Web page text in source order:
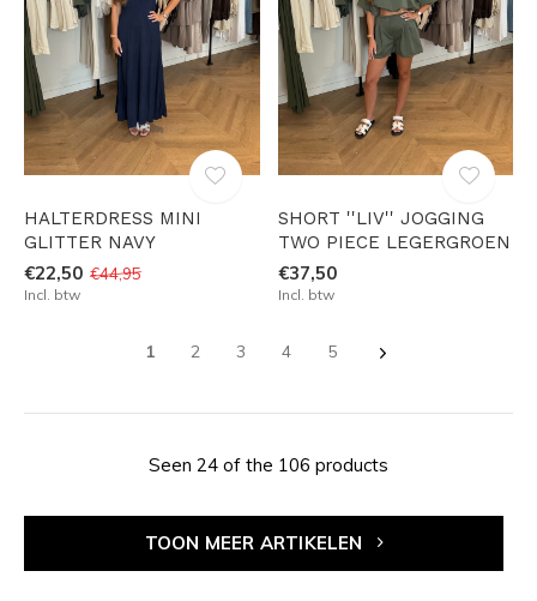
HALTERDRESS MINI
GLITTER NAVY
€22,50 €44,95
Incl. btw
SHORT ''LIV'' JOGGING
TWO PIECE LEGERGROEN
€37,50
Incl. btw
1 2 3 4 5
Seen 24 of the 106 products
TOON MEER ARTIKELEN